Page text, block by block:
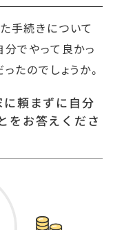
手続きについて
分でやって良かっ
たのでしょうか。
に頼まずに自分
をお答えくださ